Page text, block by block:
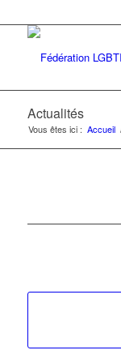
Actualités
Vous êtes ici : Accueil